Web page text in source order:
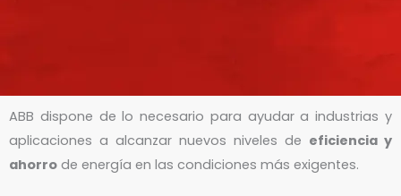
ABB dispone de lo necesario para ayudar a industrias y
aplicaciones a alcanzar nuevos niveles de eficiencia y
ahorro de energía en las condiciones más exigentes.